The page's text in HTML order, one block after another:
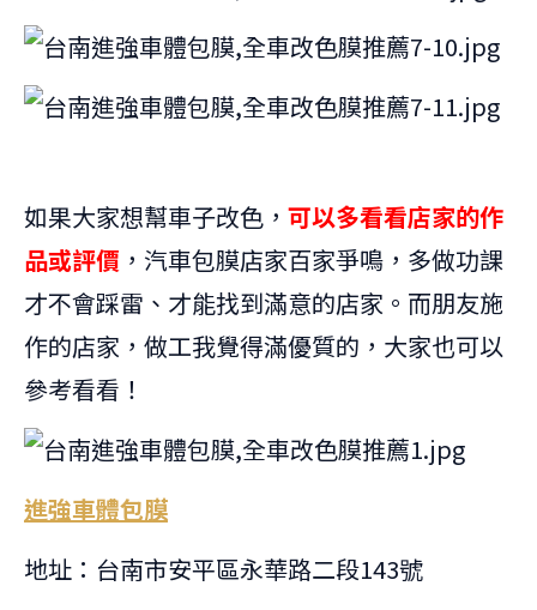
如果大家想幫車子改色， 可以多看看店家的作
品或評價 ，汽車包膜店家百家爭鳴，多做功課
才不會踩雷、才能找到滿意的店家。而朋友施
作的店家，做工我覺得滿優質的，大家也可以
參考看看！
進強車體包膜
地址：台南市安平區永華路二段143號